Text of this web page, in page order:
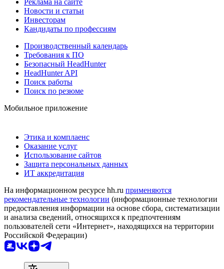
Новости и статьи
Инвесторам
Кандидаты по профессиям
Производственный календарь
Требования к ПО
Безопасный HeadHunter
HeadHunter API
Поиск работы
Поиск по резюме
Мобильное приложение
Этика и комплаенс
Оказание услуг
Использование сайтов
Защита персональных данных
ИТ аккредитация
На информационном ресурсе hh.ru применяются
рекомендательные технологии (информационные технологии
предоставления информации на основе сбора, систематизации
и анализа сведений, относящихся к предпочтениям
пользователей сети «Интернет», находящихся на территории
Российской Федерации)